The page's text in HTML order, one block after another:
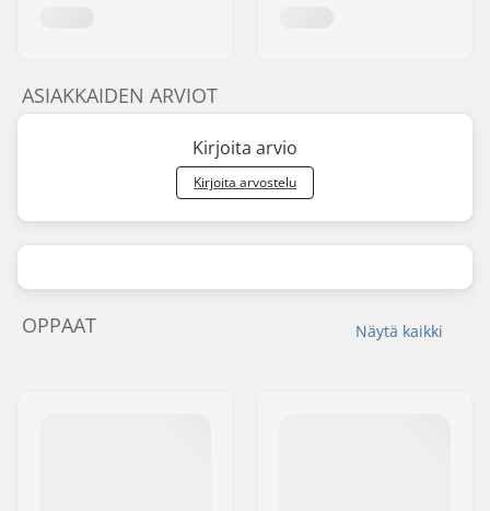
ASIAKKAIDEN ARVIOT
Kirjoita arvio
Kirjoita arvostelu
Näytä kaikki
OPPAAT